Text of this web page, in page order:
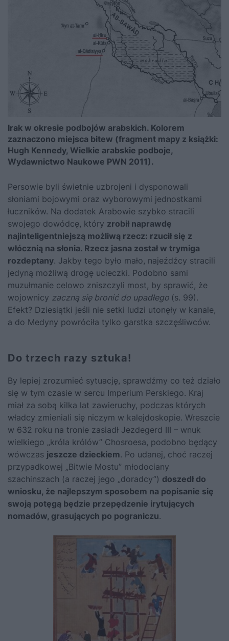
Irak w okresie podbojów arabskich. Kolorem
zaznaczono miejsca bitew (fragment mapy z książki:
Hugh Kennedy, Wielkie arabskie podboje,
Wydawnictwo Naukowe PWN 2011).
Persowie byli świetnie uzbrojeni i dysponowali
słoniami bojowymi oraz wyborowymi jednostkami
łuczników. Na dodatek Arabowie szybko stracili
swojego dowódcę, który zrobił naprawdę
najinteligentniejszą możliwą rzecz: rzucił się z
włócznią na słonia. Rzecz jasna został w trymiga
rozdeptany. Jakby tego było mało, najeźdźcy stracili
jedyną możliwą drogę ucieczki. Podobno sami
muzułmanie celowo zniszczyli most, by sprawić, że
wojownicy zaczną się bronić do upadłego (s. 99).
Efekt? Dziesiątki jeśli nie setki ludzi utonęły w kanale,
a do Medyny powróciła tylko garstka szczęśliwców.
Do trzech razy sztuka!
By lepiej zrozumieć sytuację, sprawdźmy co też działo
się w tym czasie w sercu Imperium Perskiego. Kraj
miał za sobą kilka lat zawieruchy, podczas których
władcy zmieniali się niczym w kalejdoskopie. Wreszcie
w 632 roku na tronie zasiadł Jezdegerd III – wnuk
wielkiego „króla królów” Chosroesa, podobno będący
wówczas jeszcze dzieckiem. Po udanej, choć raczej
przypadkowej „Bitwie Mostu” młodociany
szachinszach (a raczej jego „doradcy”) doszedł do
wniosku, że najlepszym sposobem na popisanie się
swoją potęgą będzie przepędzenie irytujących
nomadów, grasujących po pograniczu.